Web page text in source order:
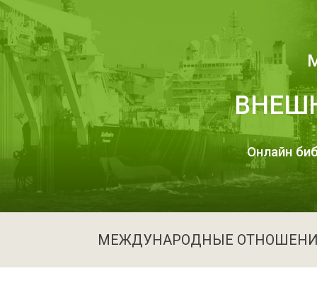
Онлайн
МЕЖДУНАРОДНЫЕ